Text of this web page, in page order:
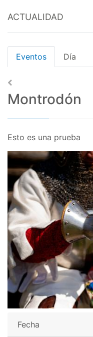
ACTUALIDAD
Eventos Día
Montrodón
Esto es una prueba
Fecha